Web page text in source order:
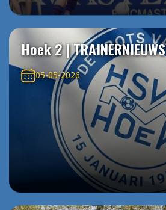
Hoek 2 | TRAINERNIEUWS
05-05-2026